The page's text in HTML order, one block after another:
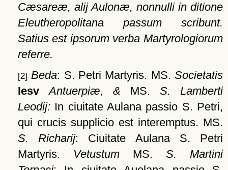
Cæsareæ, alij Aulonæ, nonnulli in ditione
Eleutheropolitana passum scribunt.
Satius est ipsorum verba Martyrologiorum
referre.
[2] Beda: S. Petri Martyris. MS.Societatis
Iesv
Antuerpiæ, & MS. S. Lamberti
Leodij:In ciuitate Aulana passio S. Petri,
qui crucis supplicio est interemptus. MS.
S. Richarij: Ciuitate Aulana S. Petri
Martyris. VetustumMS. S. Martini